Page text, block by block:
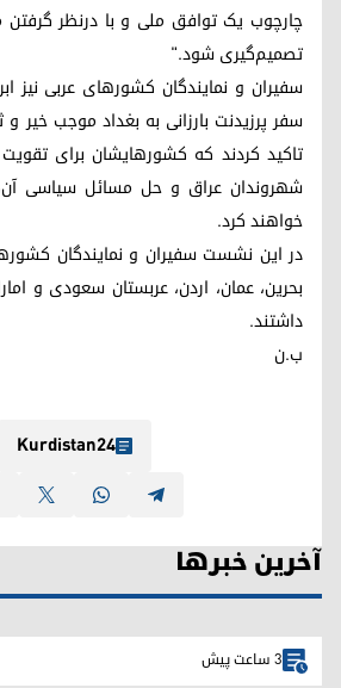
چارچوب یک توافق ملی و با درنظر
تصمیم‌گیری شود."
سفیران و نمایندگان کشورهای عربی نیز
سفر پرزیدنت بارزانی به بغداد موجب خیر
تاکید کردند که کشورهایشان برای
شهروندان عراق و حل مسائل سیاسی
خواهند کرد.
در این نشست سفیران و نمایندگان
بحرین، عمان، اردن، عربستان سعودی و
داشتند.
ب.ن
Kurdistan24
آخرین خبرها
3 ساعت پیش